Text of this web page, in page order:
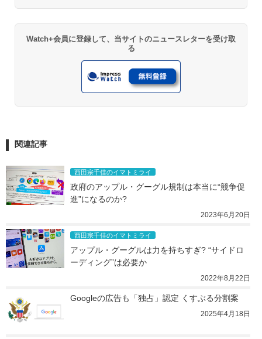
Watch+会員に登録して、当サイトのニュースレターを受け取
る
関連記事
西田宗千佳のイマトミライ
政府のアップル・グーグル規制は本当に“競争促
進”になるのか?
2023年6月20日
西田宗千佳のイマトミライ
アップル・グーグルは力を持ちすぎ? “サイドロ
ーディング”は必要か
2022年8月22日
Googleの広告も「独占」認定 くすぶる分割案
2025年4月18日